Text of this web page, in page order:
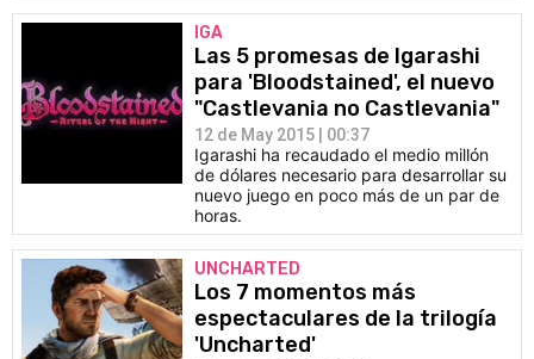
IGA
Las 5 promesas de Igarashi
para 'Bloodstained', el nuevo
"Castlevania no Castlevania"
12 de May 2015 | 00:37
Igarashi ha recaudado el medio millón
de dólares necesario para desarrollar su
nuevo juego en poco más de un par de
horas.
UNCHARTED
Los 7 momentos más
espectaculares de la trilogía
'Uncharted'